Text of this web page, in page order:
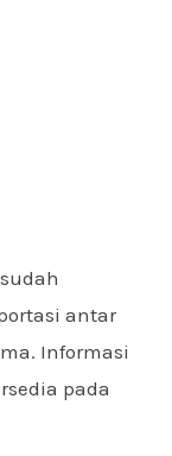
antar
Informasi
pada